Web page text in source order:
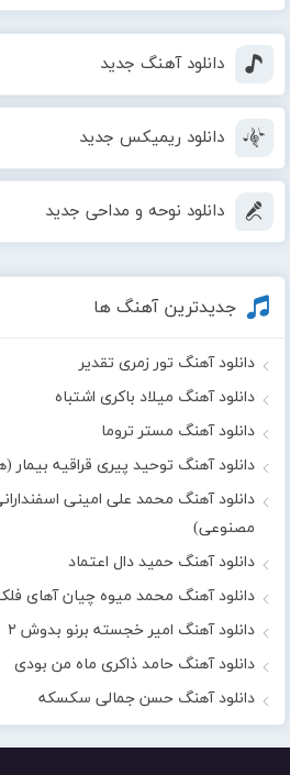
دانلود آهنگ جدید
دانلود ریمیکس جدید
دانلود نوحه و مداحی جدید
جدیدترین آهنگ ها
دانلود آهنگ تور زمری تقدیر
دانلود آهنگ میلاد باکری اشتباه
دانلود آهنگ مستر تروما
دانلود آهنگ توحید پیری قراقیه
دانلود آهنگ محمد علی امینی
مصنوعی)
دانلود آهنگ حمید دال اعتماد
دانلود آهنگ محمد میوه چیان آهای
دانلود آهنگ امیر خجسته برنو بدوش ۲
دانلود آهنگ حامد ذاکری ماه من بودی
دانلود آهنگ حسن جمالی سکسکه